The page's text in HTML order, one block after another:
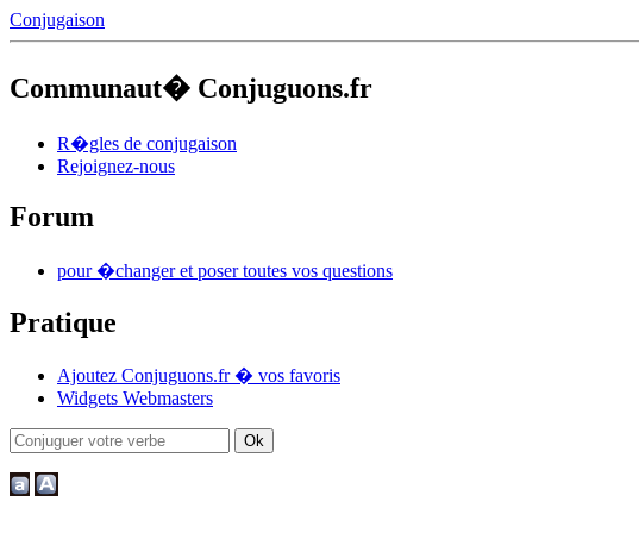
Conjugaison
Communaut� Conjuguons.fr
R�gles de conjugaison
Rejoignez-nous
Forum
pour �changer et poser toutes vos questions
Pratique
Ajoutez Conjuguons.fr � vos favoris
Widgets Webmasters